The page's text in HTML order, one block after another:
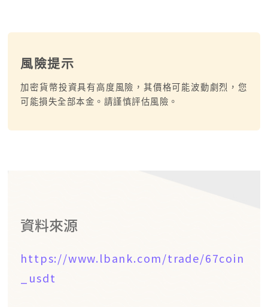
風險提示
加密貨幣投資具有高度風險，其價格可能波動劇烈，您
可能損失全部本金。請謹慎評估風險。
資料來源
https://www.lbank.com/trade/67coin
_usdt